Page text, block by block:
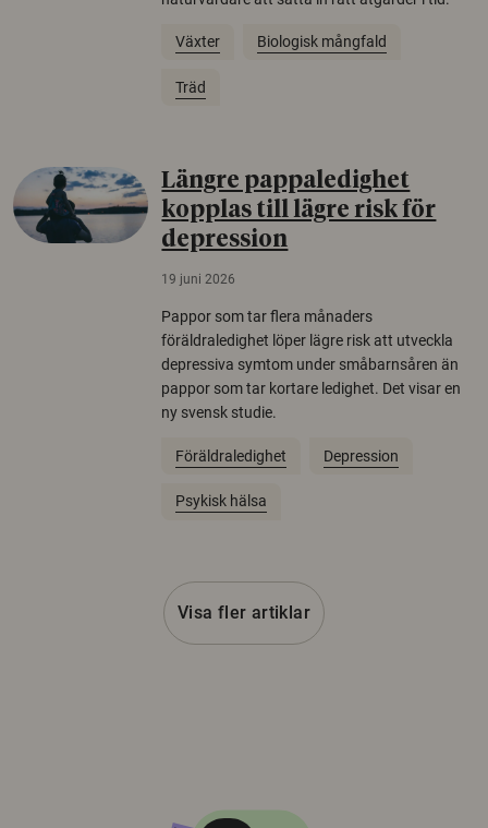
Växter Biologisk mångfald
Träd
Längre pappaledighet
kopplas till lägre risk för
depression
19 juni 2026
Pappor som tar flera månaders
föräldraledighet löper lägre risk att utveckla
depressiva symtom under småbarnsåren än
pappor som tar kortare ledighet. Det visar en
ny svensk studie.
Föräldraledighet Depression
Psykisk hälsa
Visa fler artiklar